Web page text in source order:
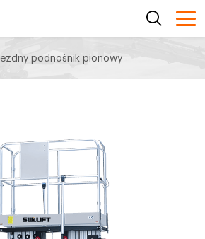
podnośnik pionowy